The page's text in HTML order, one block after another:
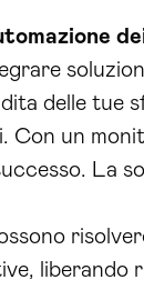
delle tue
Con un
La
liberando